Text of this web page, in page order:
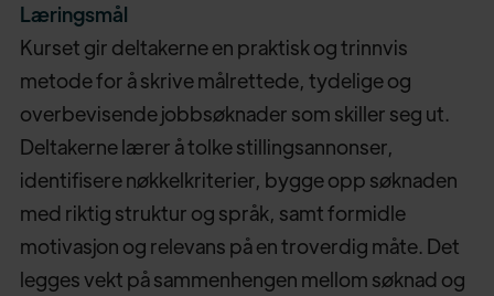
Læringsmål
Kurset gir deltakerne en praktisk og trinnvis
metode for å skrive målrettede, tydelige og
overbevisende jobbsøknader som skiller seg ut.
Deltakerne lærer å tolke stillingsannonser,
identifisere nøkkelkriterier, bygge opp søknaden
med riktig struktur og språk, samt formidle
motivasjon og relevans på en troverdig måte. Det
legges vekt på sammenhengen mellom søknad og